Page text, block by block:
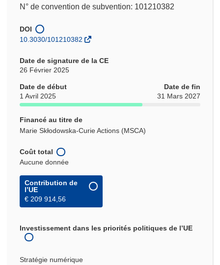
N° de convention de subvention: 101210382
DOI
10.3030/101210382
Date de signature de la CE
26 Février 2025
Date de début
1 Avril 2025
Date de fin
31 Mars 2027
Financé au titre de
Marie Skłodowska-Curie Actions (MSCA)
Coût total
Aucune donnée
Contribution de
l’UE
€ 209 914,56
Investissement dans les priorités politiques de l’UE
Stratégie numérique